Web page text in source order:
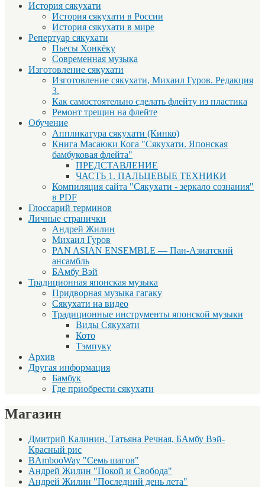
История сякухати
История сякухати в России
История сякухати в мире
Репертуар сякухати
Пьесы Хонкёку
Современная музыка
Изготовление сякухати
Изготовление сякухати, Михаил Гуров. Редакция
3.
Как самостоятельно сделать флейту из пластика
Ремонт трещин на флейте
Обучение
Аппликатура сякухати (Кинко)
Книга Масаюки Кога "Сякухати. Японская
бамбуковая флейта"
ПРЕДСТАВЛЕНИЕ
ЧАСТЬ 1. ПАЛЬЦЕВЫЕ ТЕХНИКИ
Компиляция сайта "Сякухати - зеркало сознания"
в PDF
Глоссарий терминов
Личные странички
Андрей Жилин
Михаил Гуров
PAN ASIAN ENSEMBLE — Пан-Азиатский
ансамбль
БАмбу Вэй
Традиционная японская музыка
Придворная музыка гагаку
Сякухати на видео
Традиционные инструменты японской музыки
Виды Сякухати
Кото
Тэмпуку
Архив
Другая информация
Бамбук
Где приобрести сякухати
Магазин
Дмитрий Калинин, Татьяна Речная, БАмбу Вэй-
Красный рис
BAmbooWay "Семь шагов"
Андрей Жилин "Покой и Свобода"
Андрей Жилин "Последний день лета"